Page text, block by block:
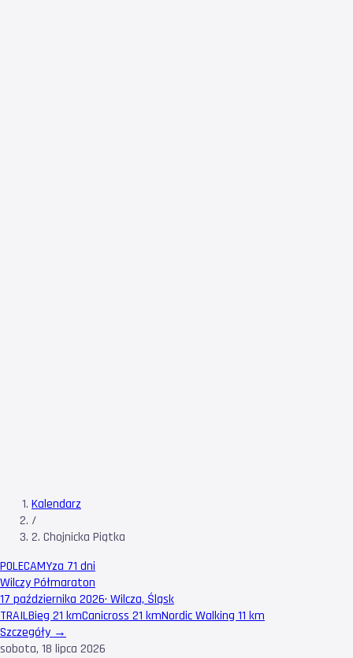
Kalendarz
/
2. Chojnicka Piątka
POLECAMYza 71 dni
Wilczy Półmaraton
17 października 2026· Wilcza, Śląsk
TRAILBieg 21 kmCanicross 21 kmNordic Walking 11 km
Szczegóły →
sobota, 18 lipca 2026